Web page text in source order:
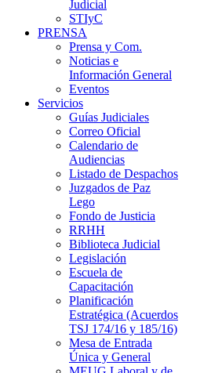
Judicial
STIyC
PRENSA
Prensa y Com.
Noticias e
Información General
Eventos
Servicios
Guías Judiciales
Correo Oficial
Calendario de
Audiencias
Listado de Despachos
Juzgados de Paz
Lego
Fondo de Justicia
RRHH
Biblioteca Judicial
Legislación
Escuela de
Capacitación
Planificación
Estratégica (Acuerdos
TSJ 174/16 y 185/16)
Mesa de Entrada
Única y General